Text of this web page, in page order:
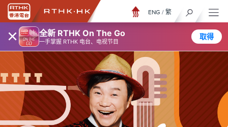
× 全新 RTHK On The Go
一手掌握 RTHK 电台、电视节目
取得
ENG / 繁